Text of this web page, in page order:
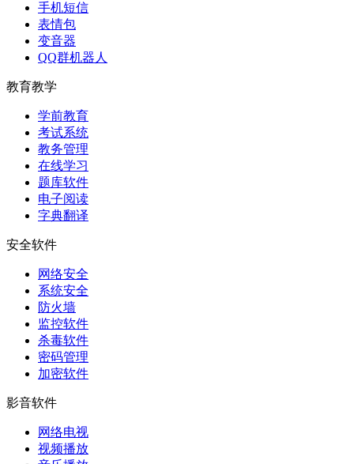
手机短信
表情包
变音器
QQ群机器人
教育教学
学前教育
考试系统
教务管理
在线学习
题库软件
电子阅读
字典翻译
安全软件
网络安全
系统安全
防火墙
监控软件
杀毒软件
密码管理
加密软件
影音软件
网络电视
视频播放